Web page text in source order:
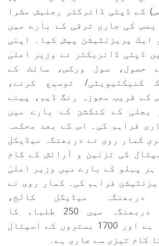
کے ڈپٹی ڈائرکٹر رجنیش مشرا
کی جاری ترقی کے بارے میں
ایک پریزنٹیشن پیش کیا۔ اپنی
ڈپٹی ڈائریکٹر نے وزیر اعلیٰ
حصول، سول ورکس، سائٹ کے
کنیکٹیویٹی/ توسیع کرنے،
کے قریب مجوزہ رنگ ڈیم، پینے
بجلی کے کنکشن کے بارے میں
فراہم کی۔ اس کے بعد محکمہ
کمار روی نے دربھنگہ میڈیکل
کی تزئین و آرائش کے کام
ہر پہلو کے بارے میں وزیر اعلیٰ
فراہم کی۔ کمار روی نے
میڈیکل کالج،
لہریاسرائے، دربھنگہ میں 250 طلباء کا
داخلہ ہو رہا ہے اور 1700 بستروں کے اسپتال
کام تیزی سے جاری ہے۔